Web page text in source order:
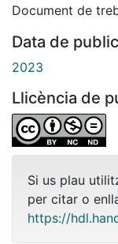
Document de
Data de
2023
Llicència de
Si us plau
per citar o
https://